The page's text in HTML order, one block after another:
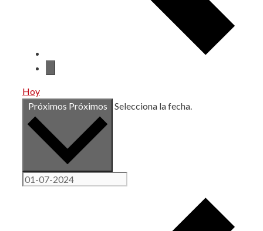
Hoy
Próximos Próximos Selecciona la fecha.